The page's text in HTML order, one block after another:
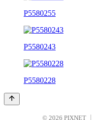
P5580255
P5580243
P5580228
© 2026 PIXNET